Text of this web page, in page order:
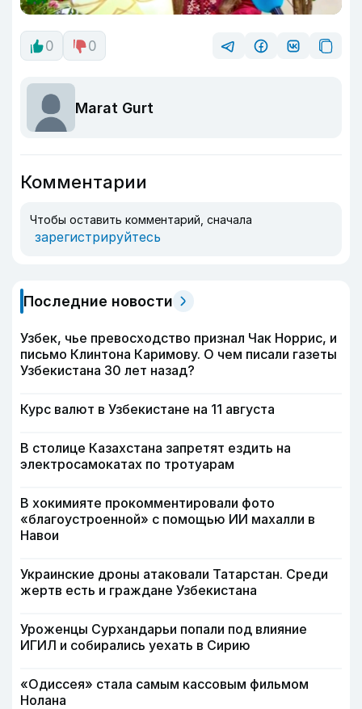
0 0
Marat Gurt
Комментарии
Чтобы оставить комментарий, сначала
зарегистрируйтесь
Последние новости
Узбек, чье превосходство признал Чак Норрис, и
письмо Клинтона Каримову. О чем писали газеты
Узбекистана 30 лет назад?
Курс валют в Узбекистане на 11 августа
В столице Казахстана запретят ездить на
электросамокатах по тротуарам
В хокимияте прокомментировали фото
«благоустроенной» с помощью ИИ махалли в
Навои
Украинские дроны атаковали Татарстан. Среди
жертв есть и граждане Узбекистана
Уроженцы Сурхандарьи попали под влияние
ИГИЛ и собирались уехать в Сирию
«Одиссея» стала самым кассовым фильмом
Нолана